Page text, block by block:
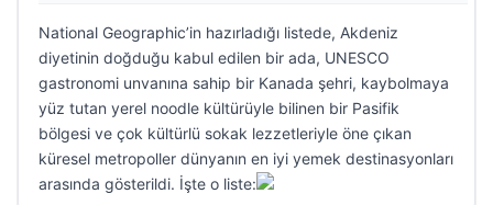
National Geographic’in hazırladığı listede, Akdeniz
diyetinin doğduğu kabul edilen bir ada, UNESCO
gastronomi unvanına sahip bir Kanada şehri, kaybolmaya
yüz tutan yerel noodle kültürüyle bilinen bir Pasifik
bölgesi ve çok kültürlü sokak lezzetleriyle öne çıkan
küresel metropoller dünyanın en iyi yemek destinasyonları
arasında gösterildi. İşte o liste: